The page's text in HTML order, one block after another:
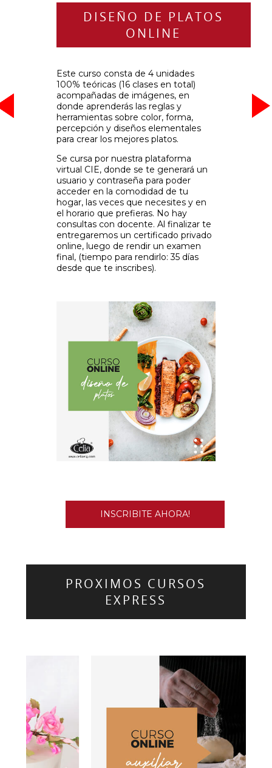
DISEÑO DE PLATOS
ONLINE
Este curso consta de 4 unidades
100% teóricas (16 clases en total)
acompañadas de imágenes, en
donde aprenderás las reglas y
herramientas sobre color, forma,
percepción y diseños elementales
para crear los mejores platos.
Se cursa por nuestra plataforma
virtual CIE, donde se te generará un
usuario y contraseña para poder
acceder en la comodidad de tu
hogar, las veces que necesites y en
el horario que prefieras. No hay
consultas con docente. Al finalizar te
entregaremos un certificado privado
online, luego de rendir un examen
final, (tiempo para rendirlo: 35 días
desde que te inscribes).
INSCRIBITE AHORA!
PROXIMOS CURSOS
EXPRESS